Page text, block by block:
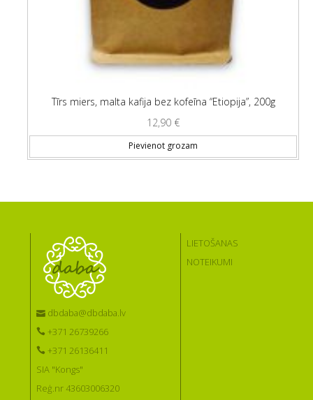
Tīrs miers, malta kafija bez kofeīna “Etiopija”, 200g
12,90 €
Pievienot grozam
dbdaba@dbdaba.lv
+371 26739266
+371 26136411
SIA "Kongs"
Reģ.nr 43603006320
LIETOŠANAS
NOTEIKUMI